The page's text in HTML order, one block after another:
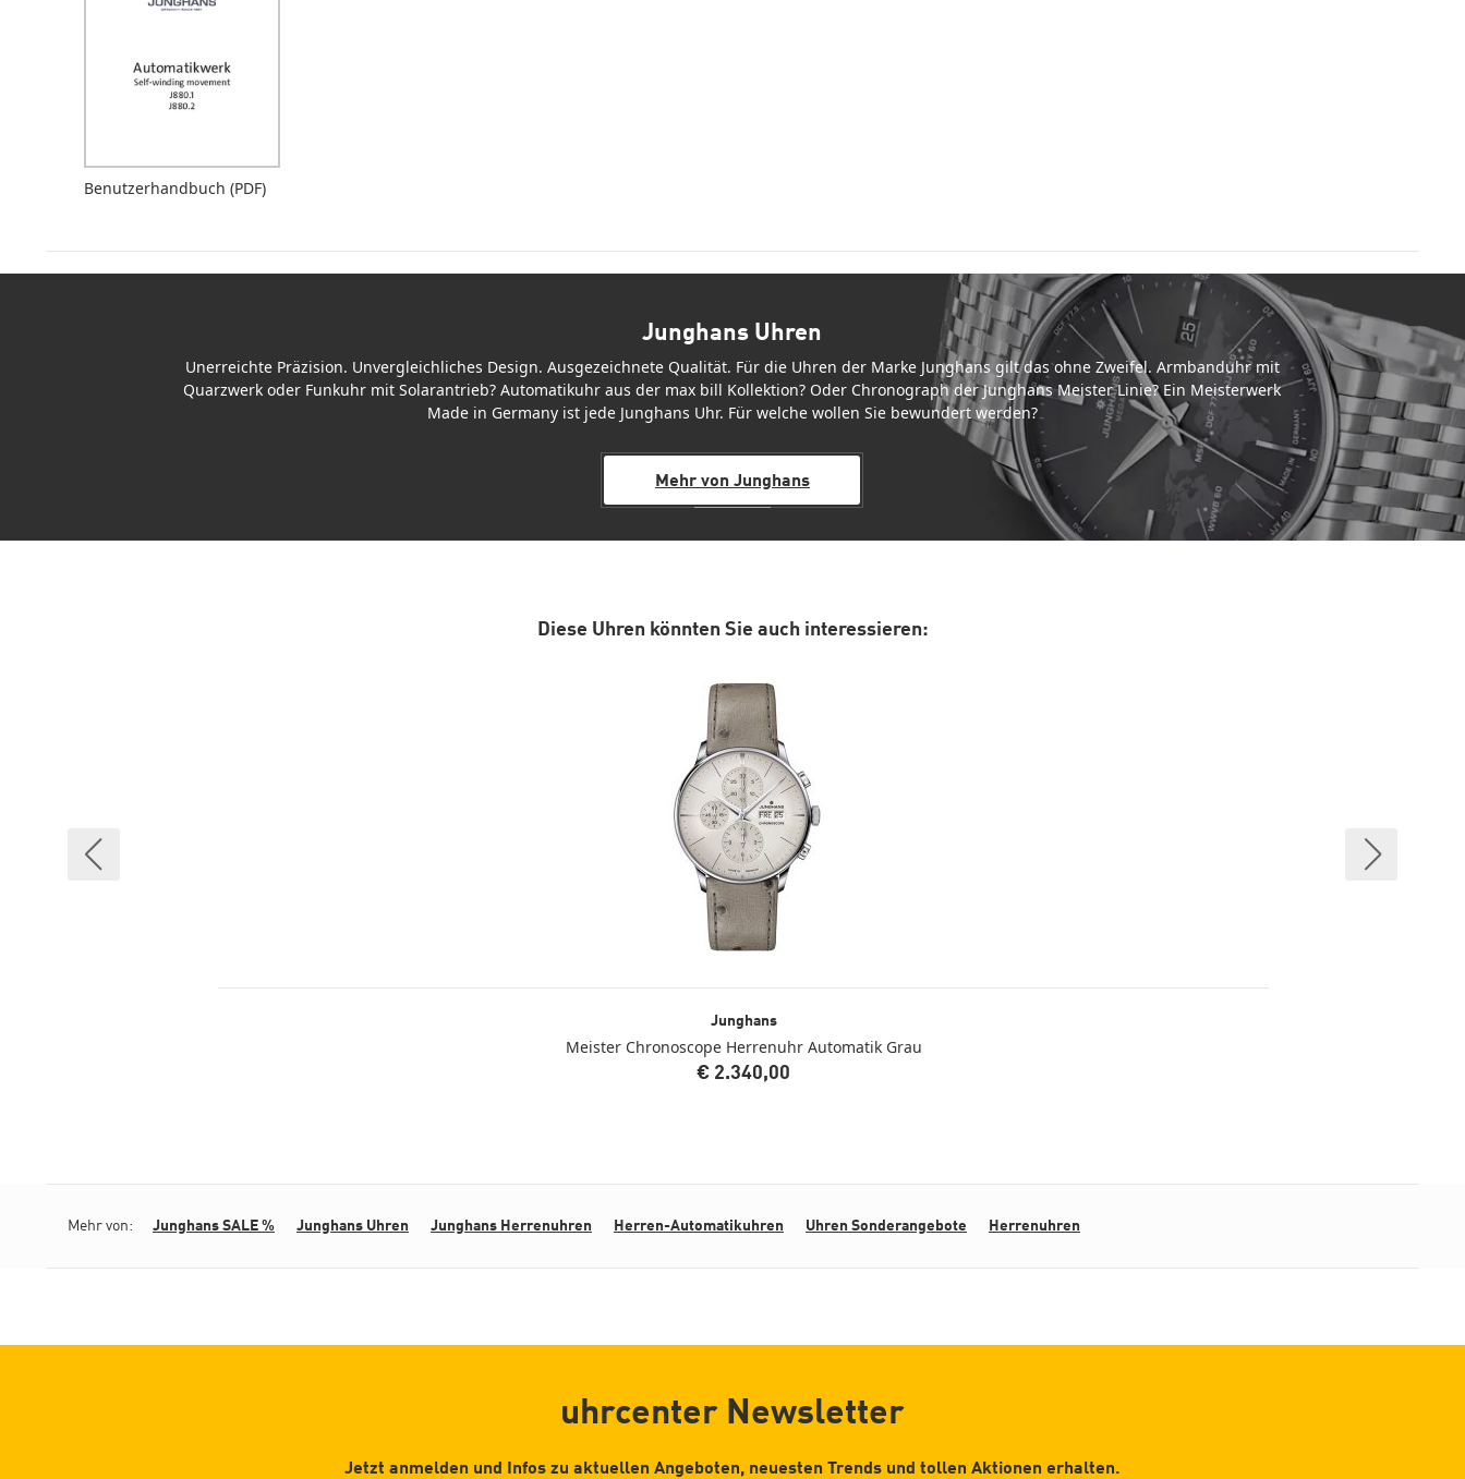
Benutzerhandbuch (PDF)
Junghans Uhren
Unerreichte Präzision. Unvergleichliches Design. Ausgezeichnete Qualität. Für die Uhren der Marke Junghans gilt das ohne Zweifel. Armbanduhr mit
Quarzwerk oder Funkuhr mit Solarantrieb? Automatikuhr aus der max bill Kollektion? Oder Chronograph der Junghans Meister Linie? Ein Meisterwerk
Made in Germany ist jede Junghans Uhr. Für welche wollen Sie bewundert werden?
Mehr von Junghans
Diese Uhren könnten Sie auch interessieren:
Junghans
Meister Chronoscope Herrenuhr Automatik Grau
€ 2.340,00
Mehr von: Junghans SALE % Junghans Uhren Junghans Herrenuhren Herren-Automatikuhren Uhren Sonderangebote Herrenuhren
uhrcenter Newsletter
Jetzt anmelden und Infos zu aktuellen Angeboten, neuesten Trends und tollen Aktionen erhalten.